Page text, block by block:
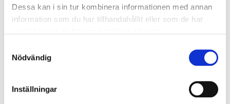
Dessa kan i sin tur kombinera informationen med annan
information som du har tillhandahållit eller som de har
Nödvändig
Inställningar
Vi fortsätter utvidga fibernätet